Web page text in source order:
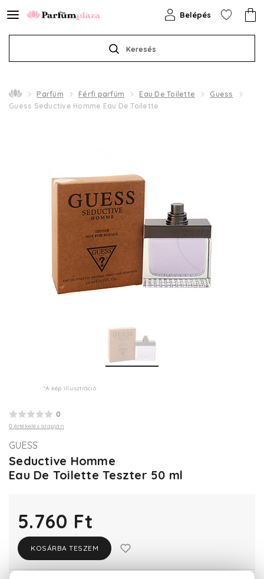
Keresés
Belépés
Parfüm Férfi parfüm Eau De Toilette
Guess
Guess Seductive Homme Eau De Toilette
*A kép illusztráció
0
0 értékelés alapján
GUESS
Seductive Homme
Eau De Toilette Teszter 50 ml
5.760 Ft
KOSÁRBA TESZEM